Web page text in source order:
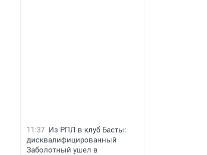
11:37 Из РПЛ в клуб Басты:
дисквалифицированный
Заболотный ушел в